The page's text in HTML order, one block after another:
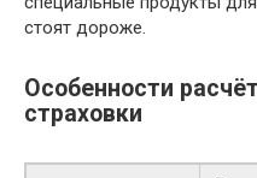
стоят дороже.
Особенности
страховки